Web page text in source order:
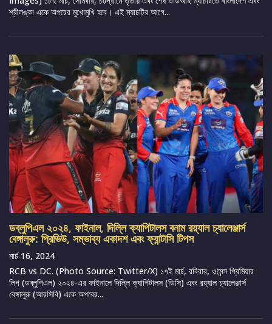
শ্রীলঙ্কা একে অপরের মুখোমুখি হবে। এই ম্যাচটির আগে...
ডব্লুপিএল ২০২৪, ফাইনাল, দিল্লি ক্যাপিটালস বনাম রয়্যাল চ্যালেঞ্জার্স
বেঙ্গালুরু: প্রিভিউ, সম্ভাব্য একাদশ এবং ফ্যান্টাসি টিপস
মার্চ 16, 2024
RCB vs DC. (Photo Source: Twitter/X) ১৭ই মার্চ, রবিবার, ওমেন্স প্রিমিয়ার
লিগ (ডব্লুপিএল) ২০২৪-এর ফাইনালে দিল্লি ক্যাপিটালস (ডিসি) এবং রয়্যাল চ্যালেঞ্জার্স
বেঙ্গালুরু (আরসিবি) একে অপরের...